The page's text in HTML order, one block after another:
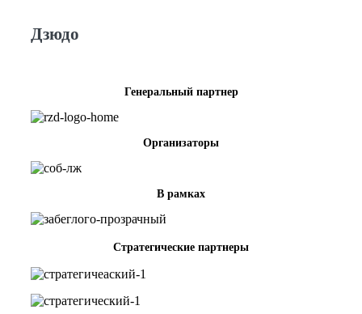
Дзюдо
Генеральный партнер
Организаторы
В рамках
Стратегические партнеры